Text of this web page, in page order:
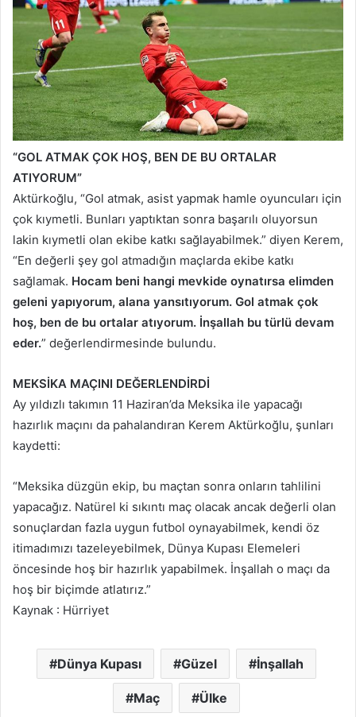
“GOL ATMAK ÇOK HOŞ, BEN DE BU ORTALAR
ATIYORUM”
Aktürkoğlu, “Gol atmak, asist yapmak hamle oyuncuları için
çok kıymetli. Bunları yaptıktan sonra başarılı oluyorsun
lakin kıymetli olan ekibe katkı sağlayabilmek.” diyen Kerem,
“En değerli şey gol atmadığın maçlarda ekibe katkı
sağlamak. Hocam beni hangi mevkide oynatırsa elimden
geleni yapıyorum, alana yansıtıyorum. Gol atmak çok
hoş, ben de bu ortalar atıyorum. İnşallah bu türlü devam
eder.” değerlendirmesinde bulundu.
MEKSİKA MAÇINI DEĞERLENDİRDİ
Ay yıldızlı takımın 11 Haziran’da Meksika ile yapacağı
hazırlık maçını da pahalandıran Kerem Aktürkoğlu, şunları
kaydetti:
“Meksika düzgün ekip, bu maçtan sonra onların tahlilini
yapacağız. Natürel ki sıkıntı maç olacak ancak değerli olan
sonuçlardan fazla uygun futbol oynayabilmek, kendi öz
itimadımızı tazeleyebilmek, Dünya Kupası Elemeleri
öncesinde hoş bir hazırlık yapabilmek. İnşallah o maçı da
hoş bir biçimde atlatırız.”
Kaynak : Hürriyet
Dünya Kupası Güzel İnşallah
Maç Ülke